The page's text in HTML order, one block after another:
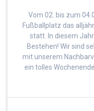
Vom 02. bis zum
Fußballplatz das
statt. In diesem
Bestehen! Wir sind
mit unserem
ein tolles